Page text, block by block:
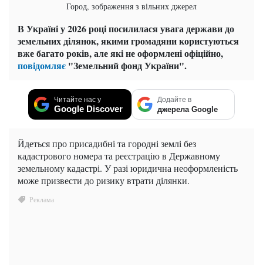
Город, зображення з вільних джерел
В Україні у 2026 році посилилася увага держави до
земельних ділянок, якими громадяни користуються
вже багато років, але які не оформлені офіційно,
повідомляє "Земельний фонд України".
Читайте нас у
Google Discover
Додайте в
джерела Google
Йдеться про присадибні та городні землі без
кадастрового номера та реєстрацію в Державному
земельному кадастрі. У разі юридична неоформленість
може призвести до ризику втрати ділянки.